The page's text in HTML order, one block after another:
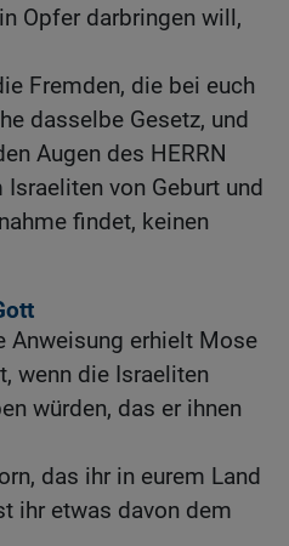
Opfer darbringen will,
Fremden, die bei euch
dasselbe Gesetz, und
Augen des HERRN
von Geburt und
findet, keinen
Anweisung erhielt Mose
wenn die Israeliten
würden, das er ihnen
das ihr in eurem Land
ihr etwas davon dem